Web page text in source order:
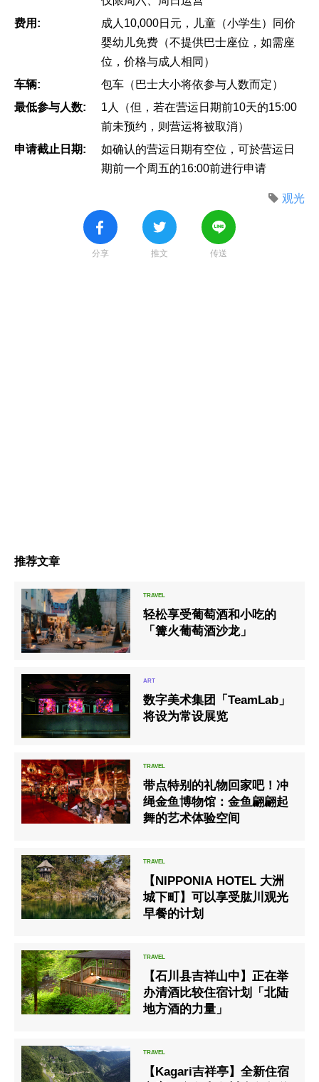
费用:
成人10,000日元，儿童（小学生）同价
婴幼儿免费（不提供巴士座位，如需座
位，价格与成人相同）
车辆:
包车（巴士大小将依参与人数而定）
最低参与人数:
1人（但，若在营运日期前10天的15:00
前未预约，则营运将被取消）
申请截止日期:
如确认的营运日期有空位，可於营运日
期前一个周五的16:00前进行申请
观光
分享 推文 传送
推荐文章
轻松享受葡萄酒和小吃的
「篝火葡萄酒沙龙」
数字美术集团「TeamLab」
将设为常设展览
带点特别的礼物回家吧！冲
绳金鱼博物馆：金鱼翩翩起
舞的艺术体验空间
【NIPPONIA HOTEL 大洲
城下町】可以享受肱川观光
早餐的计划
【石川县吉祥山中】正在举
办清酒比较住宿计划「北陆
地方酒的力量」
【Kagari吉祥亭】全新住宿